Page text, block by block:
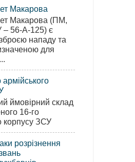
Макарова
Макарова (ПМ,
– 56-А-125) є
нападу та
для
ймовірний склад
16-го
корпусу ЗСУ
розрізнення